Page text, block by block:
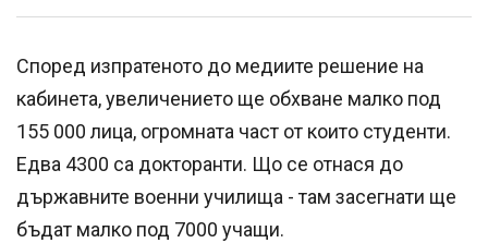
Според изпратеното до медиите решение на
кабинета, увеличението ще обхване малко под
155 000 лица, огромната част от които студенти.
Едва 4300 са докторанти. Що се отнася до
държавните военни училища - там засегнати ще
бъдат малко под 7000 учащи.